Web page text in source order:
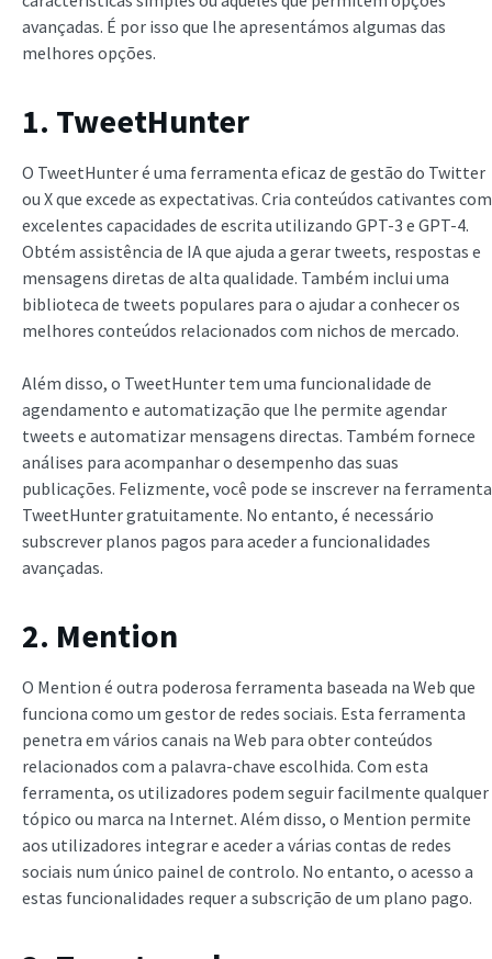
avançadas. É por isso que lhe apresentámos algumas das
melhores opções.
1. TweetHunter
O TweetHunter é uma ferramenta eficaz de gestão do Twitter
ou X que excede as expectativas. Cria conteúdos cativantes com
excelentes capacidades de escrita utilizando GPT-3 e GPT-4.
Obtém assistência de IA que ajuda a gerar tweets, respostas e
mensagens diretas de alta qualidade. Também inclui uma
biblioteca de tweets populares para o ajudar a conhecer os
melhores conteúdos relacionados com nichos de mercado.
Além disso, o TweetHunter tem uma funcionalidade de
agendamento e automatização que lhe permite agendar
tweets e automatizar mensagens directas. Também fornece
análises para acompanhar o desempenho das suas
publicações. Felizmente, você pode se inscrever na ferramenta
TweetHunter gratuitamente. No entanto, é necessário
subscrever planos pagos para aceder a funcionalidades
avançadas.
2. Mention
O Mention é outra poderosa ferramenta baseada na Web que
funciona como um gestor de redes sociais. Esta ferramenta
penetra em vários canais na Web para obter conteúdos
relacionados com a palavra-chave escolhida. Com esta
ferramenta, os utilizadores podem seguir facilmente qualquer
tópico ou marca na Internet. Além disso, o Mention permite
aos utilizadores integrar e aceder a várias contas de redes
sociais num único painel de controlo. No entanto, o acesso a
estas funcionalidades requer a subscrição de um plano pago.